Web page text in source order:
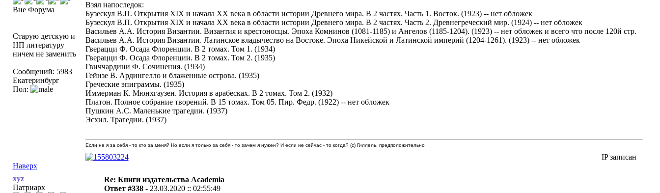
Вне Форума
Старую детскую и
НП литературу
ничем не заменить
Сообщений: 5983
Екатеринбург
Пол:
Взял напоследок:
Бузескул В.П. Открытия XIX и начала XX века в области истории Древнего мира. В 2 частях. Часть 1. Восток. (1923) -- нет обложек
Бузескул В.П. Открытия XIX и начала XX века в области истории Древнего мира. В 2 частях. Часть 2. Древнегреческий мир. (1924) -- нет обложек
Васильев А.А. История Византии. Византия и крестоносцы. Эпоха Комнинов (1081-1185) и Ангелов (1185-1204). (1923) -- нет обложек и всего что после 120й стр.
Васильев А.А. История Византии. Латинское владычество на Востоке. Эпоха Никейской и Латинской империй (1204-1261). (1923) -- нет обложек
Гверацци Ф. Осада Флоренции. В 2 томах. Том 1. (1934)
Гверацци Ф. Осада Флоренции. В 2 томах. Том 2. (1935)
Гвиччардини Ф. Сочинения. (1934)
Гейнзе В. Ардингелло и блаженные острова. (1935)
Греческие эпиграммы. (1935)
Иммерман К. Мюнхгаузен. История в арабесках. В 2 томах. Том 2. (1932)
Платон. Полное собрание творений. В 15 томах. Том 05. Пир. Федр. (1922) -- нет обложек
Пушкин А.С. Маленькие трагедии. (1937)
Эсхил. Трагедии. (1937)
Наверх
Если не я за себя - то кто за меня? Но если я только за себя - то зачем я нужен? И если не сейчас - то когда? (с) Гиллель, предположительно
IP записан
xyz
Патриарх
Re: Книги издательства Academia
Ответ #338 - 23.03.2020 :: 02:55:49